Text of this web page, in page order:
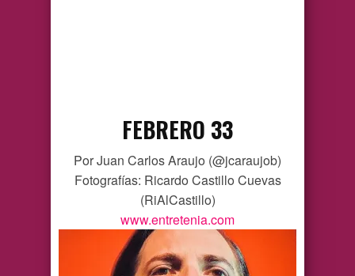
FEBRERO 33
Por Juan Carlos Araujo (@jcaraujob)
Fotografías: Ricardo Castillo Cuevas
(RiAlCastillo)
www.entretenia.com